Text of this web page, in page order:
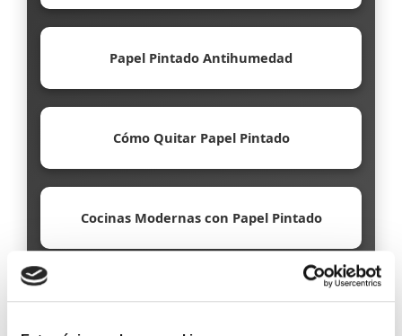
Papel Pintado Antihumedad
Cómo Quitar Papel Pintado
Cocinas Modernas con Papel Pintado
Papel Pintado Ecológico